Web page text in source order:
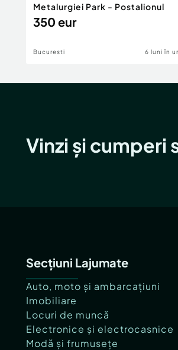
Metalurgiei Park - Postalionul
350 eur
Bucuresti 6 luni în
Vinzi și cumperi
Secțiuni Lajumate
Auto, moto și ambarcațiuni
Imobiliare
Locuri de muncă
Electronice și electrocasnice
Modă și frumusețe